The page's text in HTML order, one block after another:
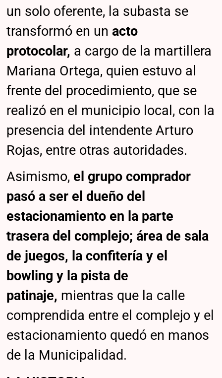
un solo oferente, la subasta se
transformó en un acto
protocolar, a cargo de la martillera
Mariana Ortega, quien estuvo al
frente del procedimiento, que se
realizó en el municipio local, con la
presencia del intendente Arturo
Rojas, entre otras autoridades.
Asimismo, el grupo comprador
pasó a ser el dueño del
estacionamiento en la parte
trasera del complejo; área de sala
de juegos, la confitería y el
bowling y la pista de
patinaje, mientras que la calle
comprendida entre el complejo y el
estacionamiento quedó en manos
de la Municipalidad.